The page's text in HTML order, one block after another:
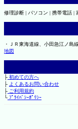
修理診断 | パソコン | 携帯電話 |
・ＪＲ東海道線、小田急江ノ
地図
├初めての方へ
├ よくあるお問い合わせ
├ご利用規約
└ﾌﾟﾗｲﾊﾞｼｰﾎﾟﾘｼｰ